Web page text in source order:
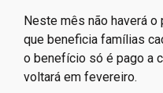
Neste mês não haverá o
que beneficia famílias
o benefício só é pago a
voltará em fevereiro.